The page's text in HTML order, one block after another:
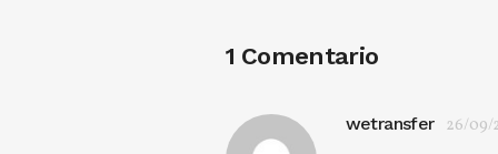
1 Comentario
wetransfer
26/09/